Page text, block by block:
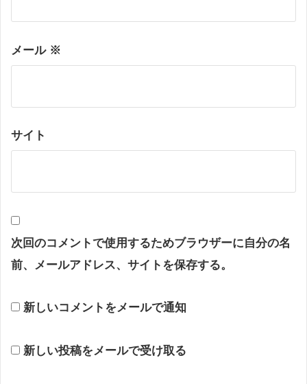
メール ※
サイト
次回のコメントで使用するためブラウザーに自分の名
前、メールアドレス、サイトを保存する。
新しいコメントをメールで通知
新しい投稿をメールで受け取る